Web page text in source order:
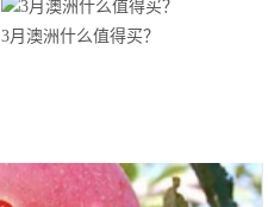
3月澳洲什么值得买？